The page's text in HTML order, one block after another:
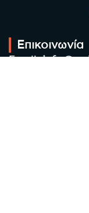
Επικοινωνία
Email: